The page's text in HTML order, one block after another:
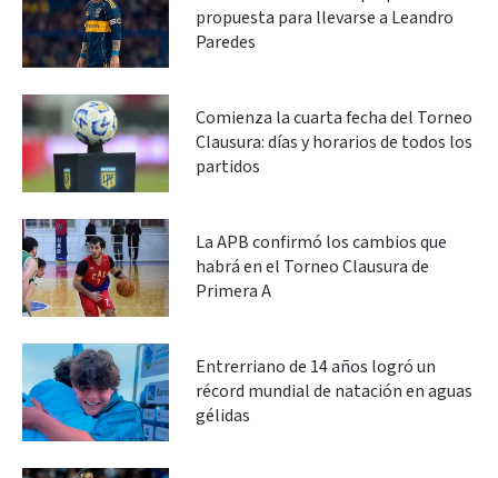
propuesta para llevarse a Leandro
Paredes
Comienza la cuarta fecha del Torneo
Clausura: días y horarios de todos los
partidos
La APB confirmó los cambios que
habrá en el Torneo Clausura de
Primera A
Entrerriano de 14 años logró un
récord mundial de natación en aguas
gélidas